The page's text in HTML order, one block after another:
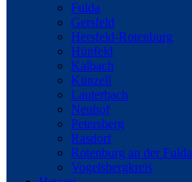
Fulda
Gersfeld
Hersfeld-Rotenburg
Hünfeld
Kalbach
Künzell
Lauterbach
Neuhof
Petersberg
Rasdorf
Rotenburg an der Fulda
Vogelsbergkreis